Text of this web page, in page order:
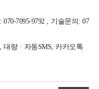
7095-9792 , 기술문의: 07
량ㆍ자동SMS, 카카오톡